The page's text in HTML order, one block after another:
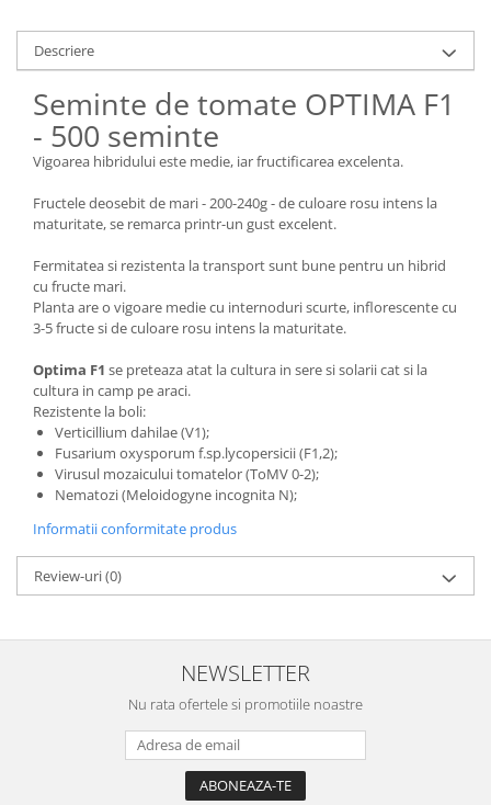
Cricuri pneumatice
Prese Hidraulice
Prese de rulmenti hidraulice
Prese de indoit tevi hidraulice
Echipamente electrice
Role Prelungitoare
Echipamente auto
Unelte de mana
Scule pneumatice
Podele hidraulice & Presa de banc
& Truse reparatii caroserie
Cabluri si incarcatoare acumulator
Echipamente de ridicat
Chinga ancorare
Depozitare si organizare
Freza de zapada
Echipamente de curatenie
Descriere
Seminte de tomate OPTIMA F1
- 500 seminte
Vigoarea hibridului este medie, iar fructificarea excelenta.
Fructele deosebit de mari - 200-240g - de culoare rosu intens la
maturitate, se remarca printr-un gust excelent.
Fermitatea si rezistenta la transport sunt bune pentru un hibrid
cu fructe mari.
Planta are o vigoare medie cu internoduri scurte, inflorescente cu
3-5 fructe si de culoare rosu intens la maturitate.
Optima F1 se preteaza atat la cultura in sere si solarii cat si la
cultura in camp pe araci.
Rezistente la boli:
Verticillium dahilae (V1);
Fusarium oxysporum f.sp.lycopersicii (F1,2);
Virusul mozaicului tomatelor (ToMV 0-2);
Nematozi (Meloidogyne incognita N);
Informatii conformitate produs
Review-uri(0)
NEWSLETTER
Nu rata ofertele si promotiile noastre